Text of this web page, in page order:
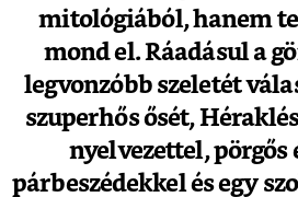
mitológiából, hanem
mond el. Ráadásul a
legvonzóbb szeletét
szuperhős ősét,
nyelvezettel, pörgős
párbeszédekkel és egy